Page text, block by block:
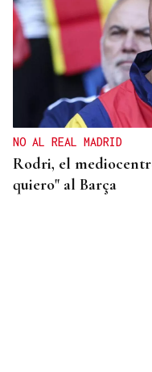
NO AL REAL MADRID
Rodri, el
quiero" al Barça